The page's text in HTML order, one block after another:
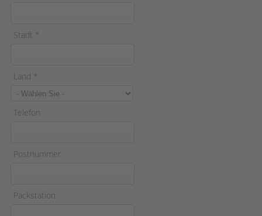
Stadt *
Land *
Telefon
Postnummer
Packstation